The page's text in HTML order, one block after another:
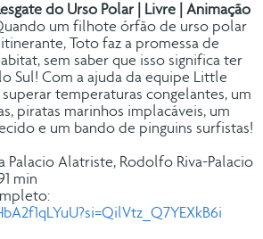
do Urso Polar | Livre | Animação
um filhote órfão de urso polar
Toto faz a promessa de
sem saber que isso significa ter
Sul! Com a ajuda da equipe Little
superar temperaturas congelantes, um
piratas marinhos implacáveis, um
e um bando de pinguins surfistas!
Palacio Alatriste, Rodolfo Riva-Palacio
min